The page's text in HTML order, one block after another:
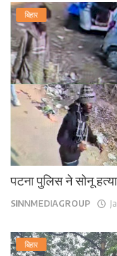
बिहार
पटना पुलिस ने सोनू
SINNMEDIAGROUP
बिहार